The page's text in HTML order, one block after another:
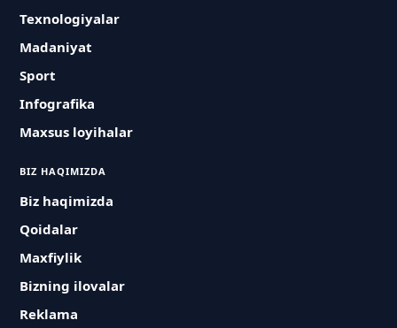
Texnologiyalar
Madaniyat
Sport
Infografika
Maxsus loyihalar
BIZ HAQIMIZDA
Biz haqimizda
Qoidalar
Maxfiylik
Bizning ilovalar
Reklama